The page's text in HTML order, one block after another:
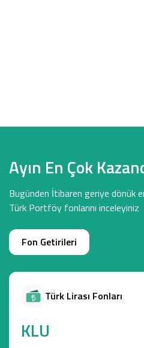
Ayın En Çok
Bugünden İtibaren geriye dönük
Türk Portföy fonlarını inceleyiniz
Fon Getirileri
Türk Lirası Fonları
KLU